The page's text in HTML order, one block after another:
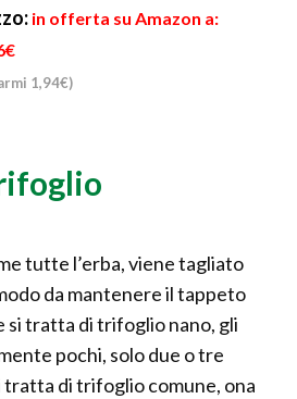
in offerta su Amazon a:
1,94€)
tutte l’erba, viene tagliato
da mantenere il tappeto
si tratta di trifoglio nano, gli
pochi, solo due o tre
tratta di trifoglio comune, ona